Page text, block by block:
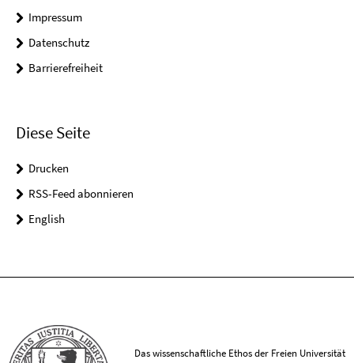
Impressum
Datenschutz
Barrierefreiheit
Diese Seite
Drucken
RSS-Feed abonnieren
English
Das wissenschaftliche Ethos der Freien Universität